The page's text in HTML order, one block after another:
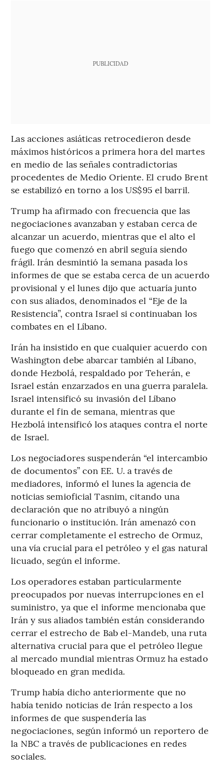
PUBLICIDAD
Las acciones asiáticas retrocedieron desde
máximos históricos a primera hora del martes
en medio de las señales contradictorias
procedentes de Medio Oriente. El crudo Brent
se estabilizó en torno a los US$95 el barril.
Trump ha afirmado con frecuencia que las
negociaciones avanzaban y estaban cerca de
alcanzar un acuerdo, mientras que el alto el
fuego que comenzó en abril seguía siendo
frágil. Irán desmintió la semana pasada los
informes de que se estaba cerca de un acuerdo
provisional y el lunes dijo que actuaría junto
con sus aliados, denominados el “Eje de la
Resistencia”, contra Israel si continuaban los
combates en el Líbano.
Irán ha insistido en que cualquier acuerdo con
Washington debe abarcar también al Líbano,
donde Hezbolá, respaldado por Teherán, e
Israel están enzarzados en una guerra paralela.
Israel intensificó su invasión del Líbano
durante el fin de semana, mientras que
Hezbolá intensificó los ataques contra el norte
de Israel.
Los negociadores suspenderán “el intercambio
de documentos” con EE. U. a través de
mediadores, informó el lunes la agencia de
noticias semioficial Tasnim, citando una
declaración que no atribuyó a ningún
funcionario o institución. Irán amenazó con
cerrar completamente el estrecho de Ormuz,
una vía crucial para el petróleo y el gas natural
licuado, según el informe.
Los operadores estaban particularmente
preocupados por nuevas interrupciones en el
suministro, ya que el informe mencionaba que
Irán y sus aliados también están considerando
cerrar el estrecho de Bab el-Mandeb, una ruta
alternativa crucial para que el petróleo llegue
al mercado mundial mientras Ormuz ha estado
bloqueado en gran medida.
Trump había dicho anteriormente que no
había tenido noticias de Irán respecto a los
informes de que suspendería las
negociaciones, según informó un reportero de
la NBC a través de publicaciones en redes
sociales.